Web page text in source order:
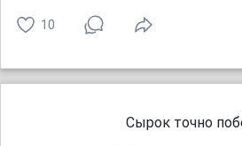
10
Сырок точно